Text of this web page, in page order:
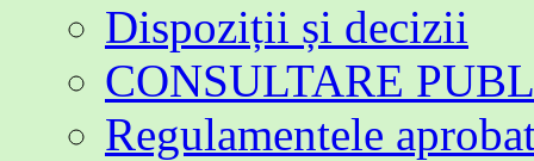
Dispoziții și decizii
CONSULTARE
Regulamentele